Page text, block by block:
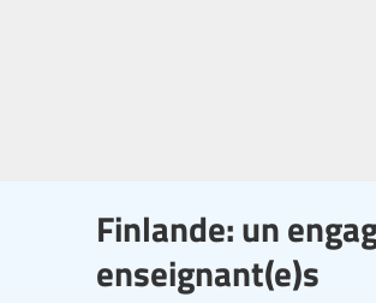
Finlande: un
enseignant(e)s